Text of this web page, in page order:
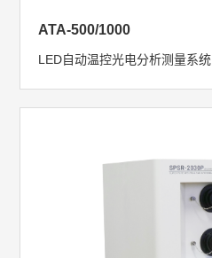
ATA-500/1000
LED自动温控光电分析测量系统